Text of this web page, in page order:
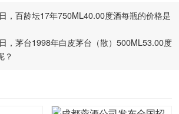
，百龄坛17年750ML40.00度酒每瓶的价格是
，茅台1998年白皮茅台（散）500ML53.00度
？